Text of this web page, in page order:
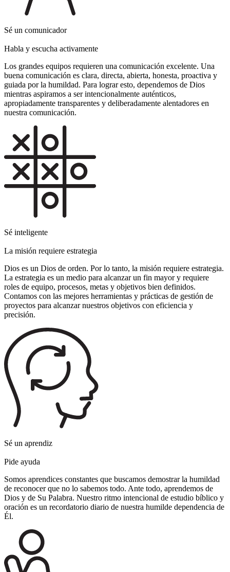
Sé un comunicador
Habla y escucha activamente
Los grandes equipos requieren una comunicación excelente. Una
buena comunicación es clara, directa, abierta, honesta, proactiva y
guiada por la humildad. Para lograr esto, dependemos de Dios
mientras aspiramos a ser intencionalmente auténticos,
apropiadamente transparentes y deliberadamente alentadores en
nuestra comunicación.
Sé inteligente
La misión requiere estrategia
Dios es un Dios de orden. Por lo tanto, la misión requiere estrategia.
La estrategia es un medio para alcanzar un fin mayor y requiere
roles de equipo, procesos, metas y objetivos bien definidos.
Contamos con las mejores herramientas y prácticas de gestión de
proyectos para alcanzar nuestros objetivos con eficiencia y
precisión.
Sé un aprendiz
Pide ayuda
Somos aprendices constantes que buscamos demostrar la humildad
de reconocer que no lo sabemos todo. Ante todo, aprendemos de
Dios y de Su Palabra. Nuestro ritmo intencional de estudio bíblico y
oración es un recordatorio diario de nuestra humilde dependencia de
Él.